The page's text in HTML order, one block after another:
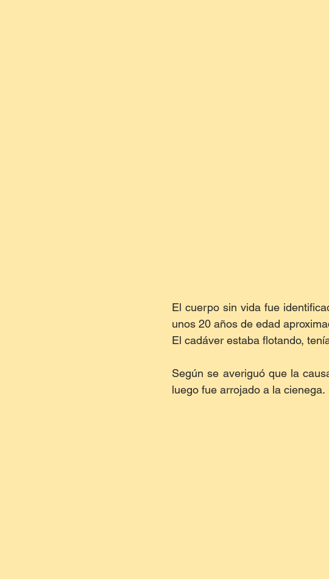
El cuerpo sin vida fue
unos 20 años de edad
El cadáver estaba flotando,
Según se averiguó que la
luego fue arrojado a la cienega.